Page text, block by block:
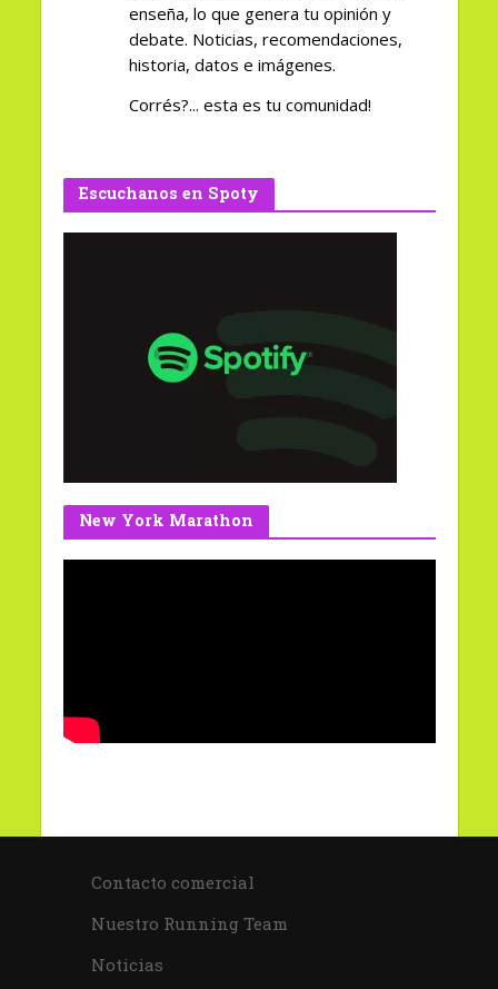
enseña, lo que genera tu opinión y
debate. Noticias, recomendaciones,
historia, datos e imágenes.
Corrés?... esta es tu comunidad!
Escuchanos en Spoty
New York Marathon
Contacto comercial
Nuestro Running Team
Noticias